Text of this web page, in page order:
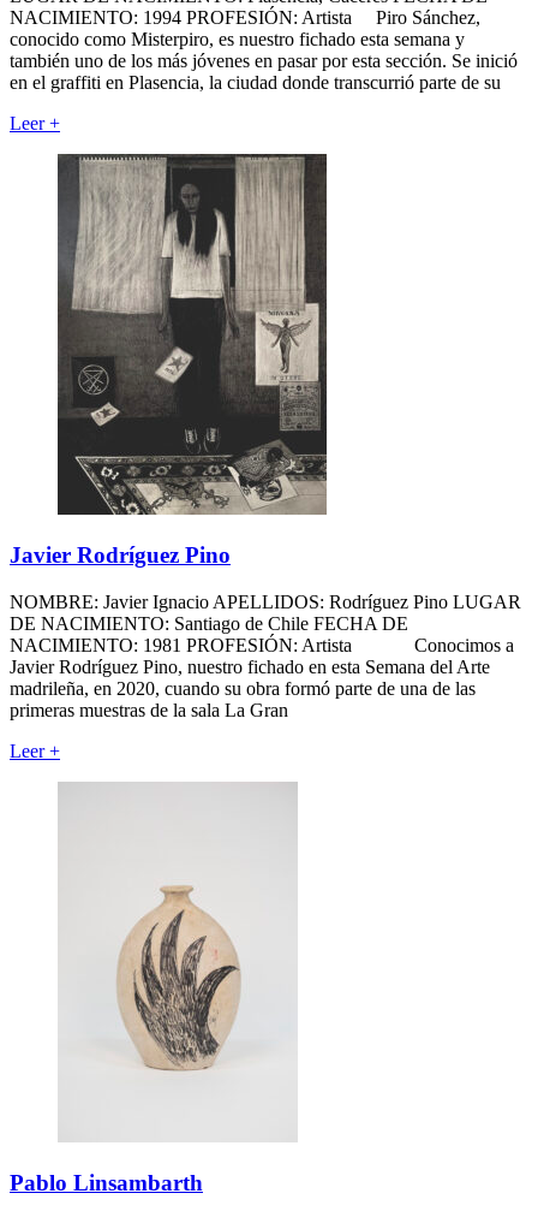
NACIMIENTO: 1994 PROFESIÓN: Artista Piro Sánchez,
conocido como Misterpiro, es nuestro fichado esta semana y
también uno de los más jóvenes en pasar por esta sección. Se inició
en el graffiti en Plasencia, la ciudad donde transcurrió parte de su
Leer+
Javier Rodríguez Pino
NOMBRE: Javier Ignacio APELLIDOS: Rodríguez Pino LUGAR
DE NACIMIENTO: Santiago de Chile FECHA DE
NACIMIENTO: 1981 PROFESIÓN: Artista Conocimos a
Javier Rodríguez Pino, nuestro fichado en esta Semana del Arte
madrileña, en 2020, cuando su obra formó parte de una de las
primeras muestras de la sala La Gran
Leer+
Pablo Linsambarth